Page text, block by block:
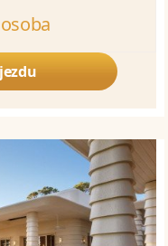
osoba